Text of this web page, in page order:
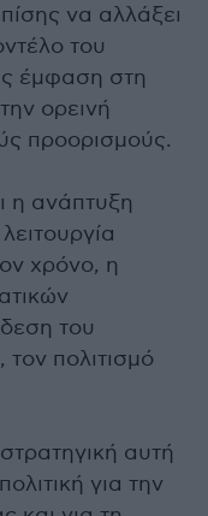
να αλλάξει
του
έμφαση στη
ορεινή
προορισμούς.
η ανάπτυξη
χρόνο, η
του
πολιτισμό
αυτή
για την